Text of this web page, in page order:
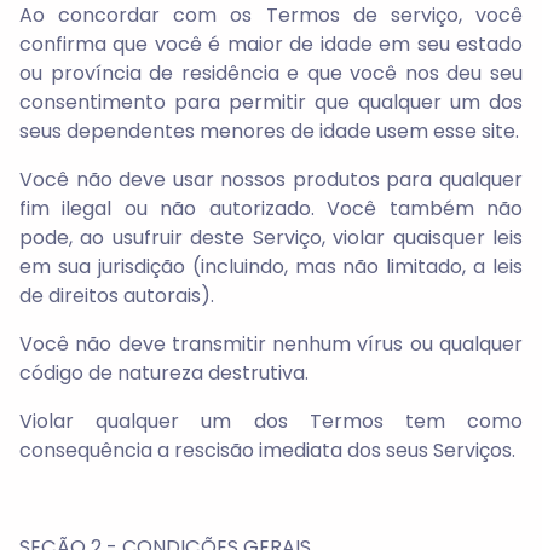
Ao concordar com os Termos de serviço, você
confirma que você é maior de idade em seu estado
ou província de residência e que você nos deu seu
consentimento para permitir que qualquer um dos
seus dependentes menores de idade usem esse site.
Você não deve usar nossos produtos para qualquer
fim ilegal ou não autorizado. Você também não
pode, ao usufruir deste Serviço, violar quaisquer leis
em sua jurisdição (incluindo, mas não limitado, a leis
de direitos autorais).
Você não deve transmitir nenhum vírus ou qualquer
código de natureza destrutiva.
Violar qualquer um dos Termos tem como
consequência a rescisão imediata dos seus Serviços.